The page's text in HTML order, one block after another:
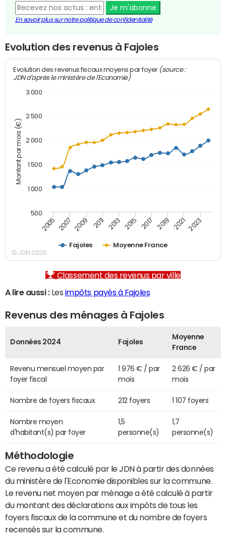
Je m'abonne
En savoir plus sur notre politique de confidentialité
Evolution des revenus à Fajoles
Montant par mois (€)
Evolution des revenus fiscaux moyens par foyer (source :
JDN d'après le ministère de l'Economie)
Fajoles Moyenne France
2005 2007 2009 2011 2013 2015 2017 2019 2021 2023
500
1 000
1 500
2 000
2 500
3 000
© JDN 2026
Classement des revenus par ville
A lire aussi :Les impôts payés à Fajoles
Revenus des ménages à Fajoles
Données 2024 Fajoles
Moyenne
France
Revenu mensuel moyen par
foyer fiscal
1 976 € / par
mois
2 626 € / par
mois
Nombre de foyers fiscaux 212 foyers 1 107 foyers
Nombre moyen
d'habitant(s) par foyer
1,5
personne(s)
1,7
personne(s)
Méthodologie
Ce revenu a été calculé par le JDN à partir des données
du ministère de l'Economie disponibles sur la commune.
Le revenu net moyen par ménage a été calculé à partir
du montant des déclarations aux impôts de tous les
foyers fiscaux de la commune et du nombre de foyers
recensés sur la commune.